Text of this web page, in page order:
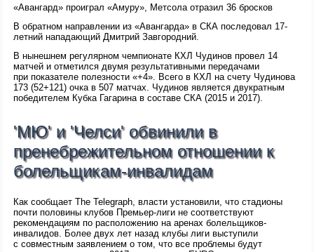
«Авангард» проиграл «Амуру», Метсола отразил 36 бросков
В обратном направлении из «Авангарда» в СКА последовал 17-
летний нападающий Дмитрий Завгородний.
В нынешнем регулярном чемпионате КХЛ Чудинов провел 14
матчей и отметился двумя результативными передачами
при показателе полезности «+4». Всего в КХЛ на счету Чудинова
173 (52+121) очка в 507 матчах. Чудинов является двукратным
победителем Кубка Гагарина в составе СКА (2015 и 2017).
'МЮ' и 'Челси' обвинили в
пренебрежительном отношении к
болельщикам-инвалидам
Как сообщает The Telegraph, власти установили, что стадионы
почти половины клубов Премьер-лиги не соответствуют
рекомендациям по расположению на аренах болельщиков-
инвалидов. Более двух лет назад клубы лиги выступили
с совместным заявлением о том, что все проблемы будут